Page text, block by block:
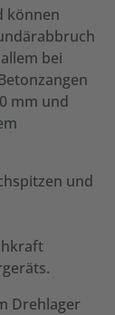
können
bei
mm und
und
Drehlager